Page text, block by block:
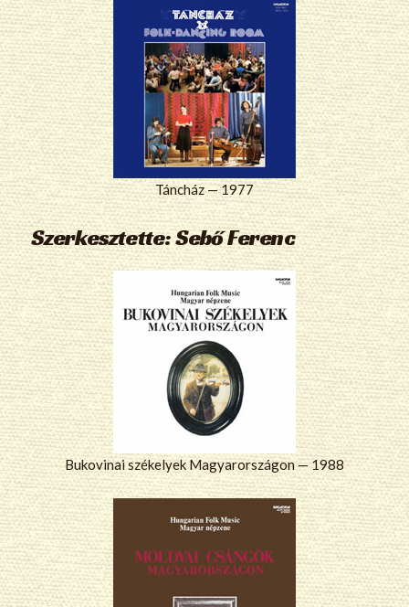
Táncház — 1977
Szerkesztette: Sebő Ferenc
Bukovinai székelyek Magyarországon — 1988